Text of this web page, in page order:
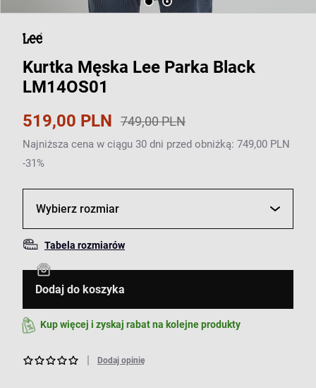
Kurtka Męska Lee Parka Black
LM14OS01
519,00 PLN
749,00 PLN
Najniższa cena w ciągu 30 dni przed obniżką: 749,00 PLN
-31%
Wybierz rozmiar
Tabela rozmiarów
Dodaj do koszyka
Kup więcej i zyskaj rabat na kolejne produkty
Dodaj opinię